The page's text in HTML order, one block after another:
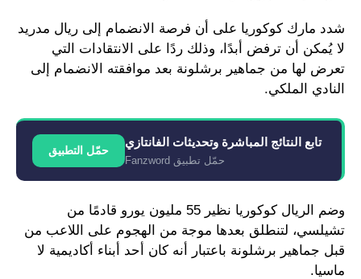
شدد مارك كوكوريا على أن فرصة الانضمام إلى ريال مدريد
لا يُمكن أن ترفض أبدًا، وذلك ردًا على الانتقادات التي
تعرض لها من جماهير برشلونة بعد موافقته الانضمام إلى
النادي الملكي.
تابع النتائج المباشرة وتحديثات الفانتازي
حمّل تطبيق Fanzword
حمّل التطبيق
وضم الريال كوكوريا نظير 55 مليون يورو قادمًا من
تشيلسي، لتنطلق بعدها موجة من الهجوم على اللاعب من
قبل جماهير برشلونة باعتبار أنه كان أحد أبناء أكاديمية لا
ماسيا.